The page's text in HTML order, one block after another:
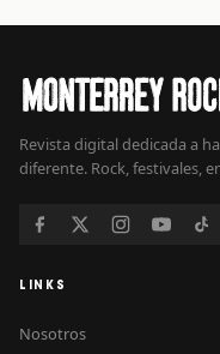
Revista digital dedicada a
diferente. Rock, festivales,
LINKS
Nosotros